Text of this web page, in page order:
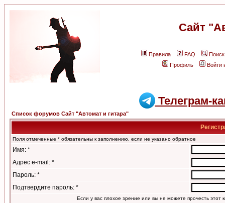
Сайт
Правила FAQ
Поиск
Профиль
Войти
Телеграм-
Список форумов Сайт "Автомат и гитара"
Поля отмеченные * обязательны к заполнению, если не указано обратное
Имя: *
Адрес e-mail: *
Пароль: *
Подтвердите пароль: *
Если у вас плохое зрение или вы не можете прочесть этот